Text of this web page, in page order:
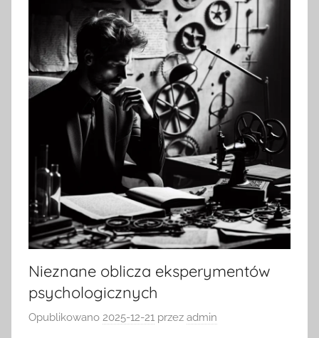
Nieznane oblicza eksperymentów
psychologicznych
Opublikowano 2025-12-21 przez admin